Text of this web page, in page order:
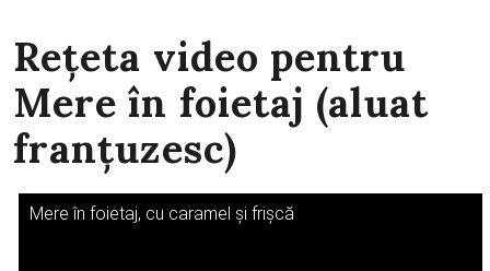
Rețeta video pentru
Mere în foietaj (aluat
franțuzesc)
Mere în foietaj, cu caramel și frișcă